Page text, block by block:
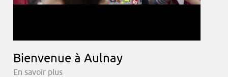
Bienvenue à Aulnay
En savoir plus